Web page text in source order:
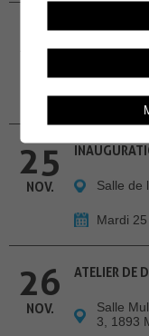
24 ATELIERS
Salle
Lundi
25
NOV. Salle de
Mardi
26
NOV.
ATELIER DE
Salle
3, 1893